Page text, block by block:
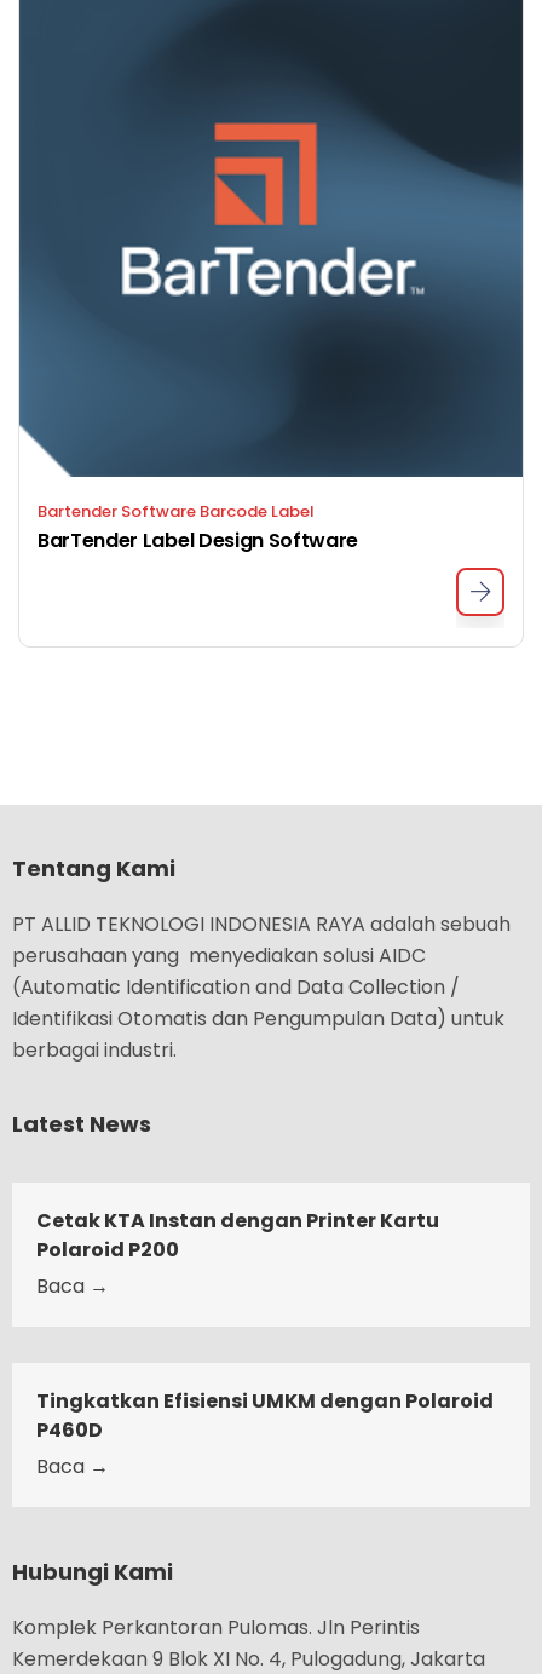
Bartender Software Barcode Label
BarTender Label Design Software
Tentang Kami
PT ALLID TEKNOLOGI INDONESIA RAYA adalah sebuah
perusahaan yang menyediakan solusi AIDC
(Automatic Identification and Data Collection /
Identifikasi Otomatis dan Pengumpulan Data) untuk
berbagai industri.
Latest News
Cetak KTA Instan dengan Printer Kartu
Polaroid P200
Baca →
Tingkatkan Efisiensi UMKM dengan Polaroid
P460D
Baca →
Hubungi Kami
Komplek Perkantoran Pulomas. Jln Perintis
Kemerdekaan 9 Blok XI No. 4, Pulogadung, Jakarta